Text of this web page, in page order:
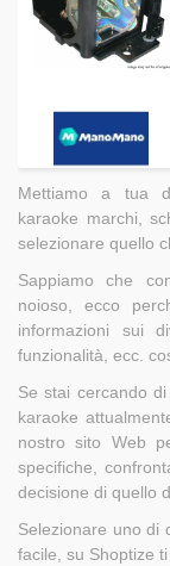
Mettiamo a tua
karaoke marchi,
selezionare quello
Sappiamo che
noioso, ecco
informazioni sui
funzionalità, ecc.
Se stai cercando
karaoke
nostro sito Web
specifiche,
decisione di quello
Selezionare uno di
facile, su Shoptize